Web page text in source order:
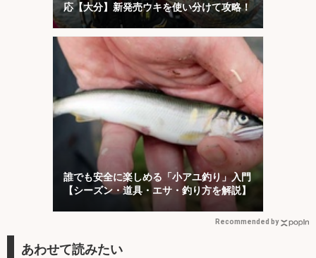
応【大分】新発売ウキを使い分けて攻略！
誰でも安全に楽しめる「小アユ釣り」入門
【シーズン・道具・エサ・釣り方を解説】
Recommended by